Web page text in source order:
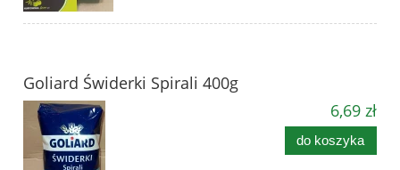
Goliard Świderki Spirali 400g
6,69 zł
do koszyka